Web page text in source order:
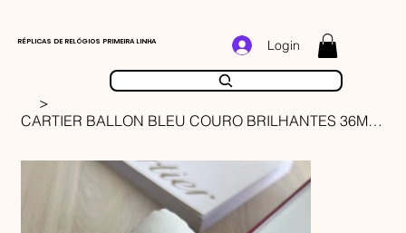
RÉPLICAS DE RELÓGIOS PRIMEIRA LINHA Login
>
CARTIER BALLON BLEU COURO BRILHANTES 36MM FEMININO